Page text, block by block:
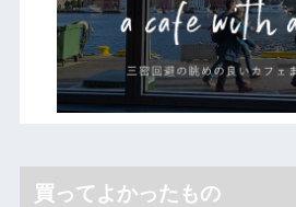
買ってよかったもの